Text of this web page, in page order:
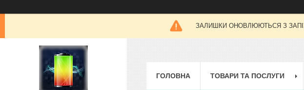
ЗАЛИШКИ ОНОВЛЮЮТЬСЯ З
ГОЛОВНА ТОВАРИ ТА ПОСЛУГИ